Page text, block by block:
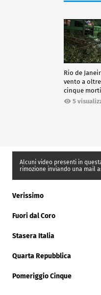
Rio de
vento a
cinque morti
5
Alcuni video presenti in
rimozione inviando una mail a:
Verissimo
Fuori dal Coro
Stasera Italia
Quarta Repubblica
Pomeriggio Cinque